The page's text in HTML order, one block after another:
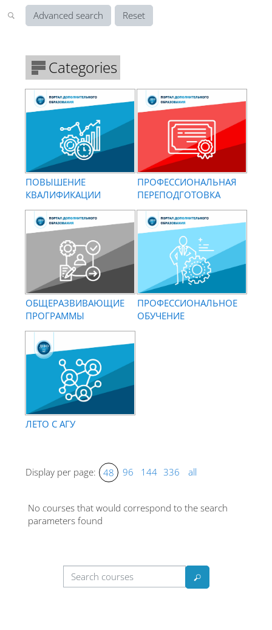
Advanced search
Categories
ПОВЫШЕНИЕ
КВАЛИФИКАЦИИ
ПРОФЕССИОНАЛЬНАЯ
ПЕРЕПОДГОТОВКА
ОБЩЕРАЗВИВАЮЩИЕ
ПРОГРАММЫ
ПРОФЕССИОНАЛЬНОЕ
ОБУЧЕНИЕ
ЛЕТО С АГУ
Display per page: 48 96 144 336 all
No courses that would correspond to the search
parameters found
Search courses
Search courses